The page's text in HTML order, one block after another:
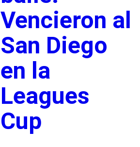
Vencieron al
San Diego
en la
Leagues
Cup